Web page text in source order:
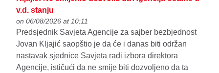
v.d. stanju
on 06/08/2026 at 10:11
Predsjednik Savjeta Agencije za sajber bezbjednost
Jovan Kljajić saopštio je da će i danas biti održan
nastavak sjednice Savjeta radi izbora direktora
Agencije, ističući da ne smije biti dozvoljeno da ta